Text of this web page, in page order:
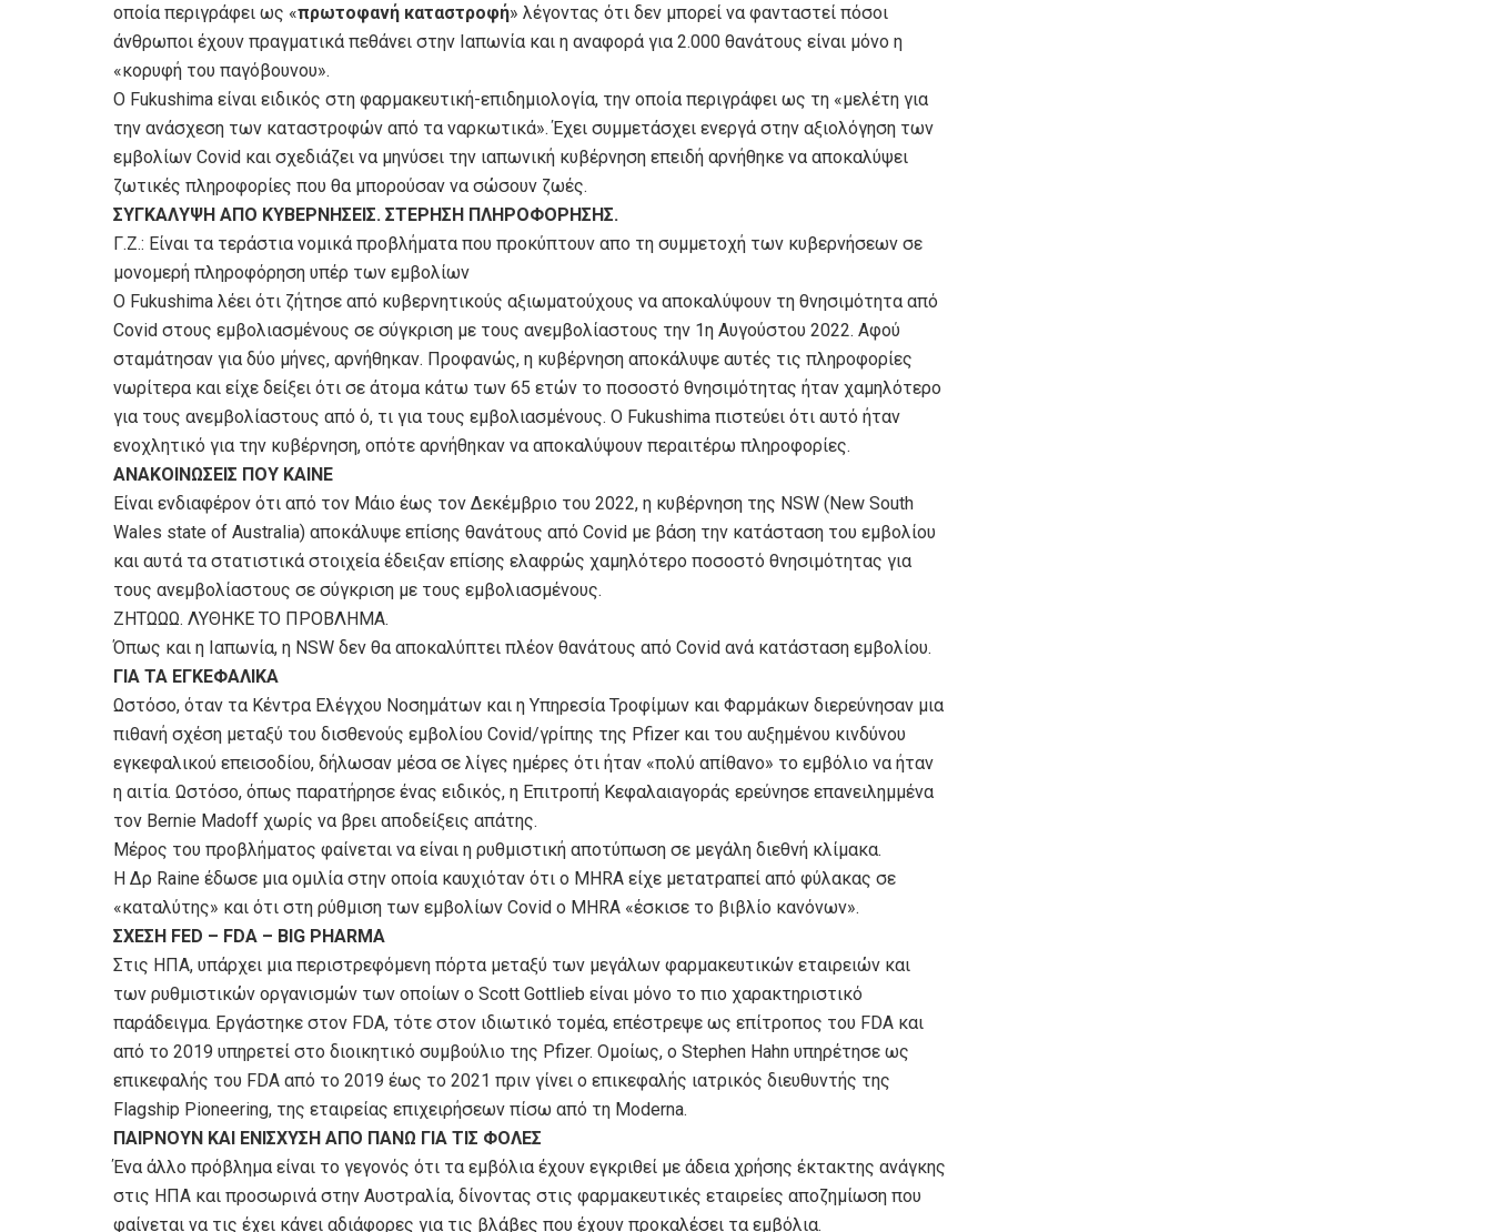
οποία περιγράφει ως «πρωτοφανή καταστροφή» λέγοντας ότι δεν μπορεί να φανταστεί πόσοι
άνθρωποι έχουν πραγματικά πεθάνει στην Ιαπωνία και η αναφορά για 2.000 θανάτους είναι μόνο η
«κορυφή του παγόβουνου».
Ο Fukushima είναι ειδικός στη φαρμακευτική-επιδημιολογία, την οποία περιγράφει ως τη «μελέτη για
την ανάσχεση των καταστροφών από τα ναρκωτικά». Έχει συμμετάσχει ενεργά στην αξιολόγηση των
εμβολίων Covid και σχεδιάζει να μηνύσει την ιαπωνική κυβέρνηση επειδή αρνήθηκε να αποκαλύψει
ζωτικές πληροφορίες που θα μπορούσαν να σώσουν ζωές.
ΣΥΓΚΑΛYΨΗ ΑΠΟ ΚΥΒΕΡΝΗΣΕΙΣ. ΣΤΕΡΗΣΗ ΠΛΗΡΟΦΟΡΗΣΗΣ.
Γ.Ζ.: Είναι τα τεράστια νομικά προβλήματα που προκύπτουν απο τη συμμετοχή των κυβερνήσεων σε
μονομερή πληροφόρηση υπέρ των εμβολίων
Ο Fukushima λέει ότι ζήτησε από κυβερνητικούς αξιωματούχους να αποκαλύψουν τη θνησιμότητα από
Covid στους εμβολιασμένους σε σύγκριση με τους ανεμβολίαστους την 1η Αυγούστου 2022. Αφού
σταμάτησαν για δύο μήνες, αρνήθηκαν. Προφανώς, η κυβέρνηση αποκάλυψε αυτές τις πληροφορίες
νωρίτερα και είχε δείξει ότι σε άτομα κάτω των 65 ετών το ποσοστό θνησιμότητας ήταν χαμηλότερο
για τους ανεμβολίαστους από ό, τι για τους εμβολιασμένους. Ο Fukushima πιστεύει ότι αυτό ήταν
ενοχλητικό για την κυβέρνηση, οπότε αρνήθηκαν να αποκαλύψουν περαιτέρω πληροφορίες.
ΑΝΑΚΟΙΝΩΣΕΙΣ ΠΟΥ ΚΑΙΝΕ
Είναι ενδιαφέρον ότι από τον Μάιο έως τον Δεκέμβριο του 2022, η κυβέρνηση της NSW (New South
Wales state of Australia) αποκάλυψε επίσης θανάτους από Covid με βάση την κατάσταση του εμβολίου
και αυτά τα στατιστικά στοιχεία έδειξαν επίσης ελαφρώς χαμηλότερο ποσοστό θνησιμότητας για
τους ανεμβολίαστους σε σύγκριση με τους εμβολιασμένους.
ΖΗΤΩΩΩ. ΛΥΘΗΚΕ ΤΟ ΠΡΟΒΛΗΜΑ.
Όπως και η Ιαπωνία, η ΝSW δεν θα αποκαλύπτει πλέον θανάτους από Covid ανά κατάσταση εμβολίου.
ΓΙΑ ΤΑ ΕΓΚΕΦΑΛΙΚΑ
Ωστόσο, όταν τα Κέντρα Ελέγχου Νοσημάτων και η Υπηρεσία Τροφίμων και Φαρμάκων διερεύνησαν μια
πιθανή σχέση μεταξύ του δισθενούς εμβολίου Covid/γρίπης της Pfizer και του αυξημένου κινδύνου
εγκεφαλικού επεισοδίου, δήλωσαν μέσα σε λίγες ημέρες ότι ήταν «πολύ απίθανο» το εμβόλιο να ήταν
η αιτία. Ωστόσο, όπως παρατήρησε ένας ειδικός, η Επιτροπή Κεφαλαιαγοράς ερεύνησε επανειλημμένα
τον Bernie Madoff χωρίς να βρει αποδείξεις απάτης.
Μέρος του προβλήματος φαίνεται να είναι η ρυθμιστική αποτύπωση σε μεγάλη διεθνή κλίμακα.
Η Δρ Raine έδωσε μια ομιλία στην οποία καυχιόταν ότι ο MHRA είχε μετατραπεί από φύλακας σε
«καταλύτης» και ότι στη ρύθμιση των εμβολίων Covid ο MHRA «έσκισε το βιβλίο κανόνων».
ΣΧΕΣΗ FED – FDA – BIG PHARMA
Στις ΗΠΑ, υπάρχει μια περιστρεφόμενη πόρτα μεταξύ των μεγάλων φαρμακευτικών εταιρειών και
των ρυθμιστικών οργανισμών των οποίων ο Scott Gottlieb είναι μόνο το πιο χαρακτηριστικό
παράδειγμα. Εργάστηκε στον FDA, τότε στον ιδιωτικό τομέα, επέστρεψε ως επίτροπος του FDA και
από το 2019 υπηρετεί στο διοικητικό συμβούλιο της Pfizer. Ομοίως, ο Stephen Hahn υπηρέτησε ως
επικεφαλής του FDA από το 2019 έως το 2021 πριν γίνει ο επικεφαλής ιατρικός διευθυντής της
Flagship Pioneering, της εταιρείας επιχειρήσεων πίσω από τη Moderna.
ΠΑΙΡΝΟΥΝ ΚΑΙ ΕΝΙΣΧΥΣΗ ΑΠΟ ΠΑΝΩ ΓΙΑ ΤΙΣ ΦΟΛΕΣ
Ένα άλλο πρόβλημα είναι το γεγονός ότι τα εμβόλια έχουν εγκριθεί με άδεια χρήσης έκτακτης ανάγκης
στις ΗΠΑ και προσωρινά στην Αυστραλία, δίνοντας στις φαρμακευτικές εταιρείες αποζημίωση που
φαίνεται να τις έχει κάνει αδιάφορες για τις βλάβες που έχουν προκαλέσει τα εμβόλια.